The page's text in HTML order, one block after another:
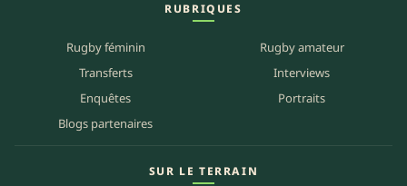
RUBRIQUES
Rugby féminin
Rugby amateur
Transferts
Interviews
Enquêtes
Portraits
Blogs partenaires
SUR LE TERRAIN